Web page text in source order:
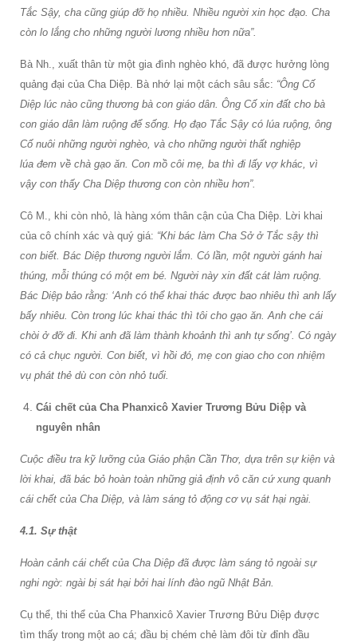
Tắc Sậy, cha cũng giúp đỡ họ nhiều. Nhiều người xin học đạo. Cha
còn lo lắng cho những người lương nhiều hơn nữa”.
Bà Nh., xuất thân từ một gia đình nghèo khó, đã được hưởng lòng
quảng đại của Cha Diệp. Bà nhớ lại một cách sâu sắc: “Ông Cố
Diệp lúc nào cũng thương bà con giáo dân. Ông Cố xin đất cho bà
con giáo dân làm ruộng để sống. Họ đạo Tắc Sậy có lúa ruộng, ông
Cố nuôi những người nghèo, và cho những người thất nghiệp
lúa đem về chà gạo ăn. Con mồ côi mẹ, ba thì đi lấy vợ khác, vì
vậy con thấy Cha Diệp thương con còn nhiều hơn”.
Cô M., khi còn nhỏ, là hàng xóm thân cận của Cha Diệp. Lời khai
của cô chính xác và quý giá: “Khi bác làm Cha Sở ở Tắc sậy thì
con biết. Bác Diệp thương người lắm. Có lần, một người gánh hai
thúng, mỗi thúng có một em bé. Người này xin đất cát làm ruộng.
Bác Diệp bảo rằng: ‘Anh có thể khai thác được bao nhiêu thì anh lấy
bấy nhiêu. Còn trong lúc khai thác thì tôi cho gạo ăn. Anh che cái
chòi ở đỡ đi. Khi anh đã làm thành khoảnh thì anh tự sống’. Có ngày
có cả chục người. Con biết, vì hồi đó, mẹ con giao cho con nhiệm
vụ phát thẻ dù con còn nhỏ tuổi.
Cái chết của Cha Phanxicô Xavier Trương Bửu Diệp và
nguyên nhân
Cuộc điều tra kỹ lưỡng của Giáo phận Cần Thơ, dựa trên sự kiện và
lời khai, đã bác bỏ hoàn toàn những giả định vô căn cứ xung quanh
cái chết của Cha Diệp, và làm sáng tỏ động cơ vụ sát hại ngài.
4.1. Sự thật
Hoàn cảnh cái chết của Cha Diệp đã được làm sáng tỏ ngoài sự
nghi ngờ: ngài bị sát hại bởi hai lính đào ngũ Nhật Bản.
Cụ thể, thi thể của Cha Phanxicô Xavier Trương Bửu Diệp được
tìm thấy trong một ao cá; đầu bị chém chẻ làm đôi từ đỉnh đầu